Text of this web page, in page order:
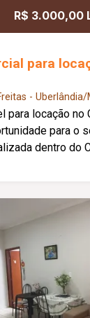
R$ 3.000,00
para
- Uberlândia/
para locação no
para o
dentro do
mais
o novo locatário.
expandir seu
Agende uma visita e
essa